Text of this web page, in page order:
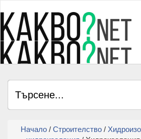
Начало / Строителство /